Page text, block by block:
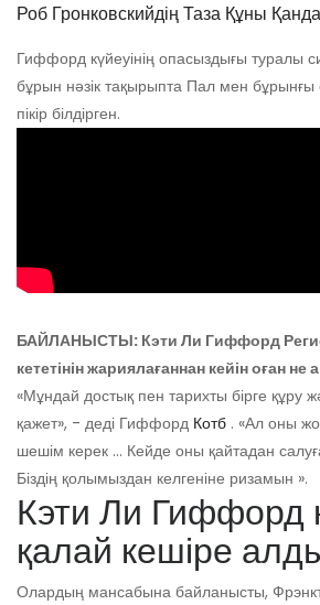
Роб Гронковскийдің Таза Құны
Гиффорд күйеуінің опасыздығы туралы
бұрын нәзік тақырыпта Пал мен бұрынғы
пікір білдірген.
БАЙЛАНЫСТЫ: Кэти Ли Гиффорд
кететінін жариялағаннан кейін оған не
«Мұндай достық пен тарихты бірге құру
қажет», - деді Гиффорд Котб . «Ал оны
шешім керек ... Кейде оны қайтадан
Біздің қолымыздан келгеніне ризамын ».
Кэти Ли Гиффорд
қалай кешіре
Олардың мансабына байланысты,